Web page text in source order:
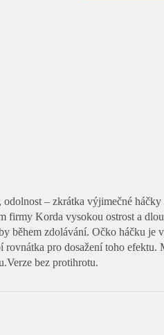
– zkrátka výjimečné háčky
firmy Korda vysokou ostrost a
během zdolávání. Očko háčku je
rovnátka pro dosažení toho efektu.
bez protihrotu.